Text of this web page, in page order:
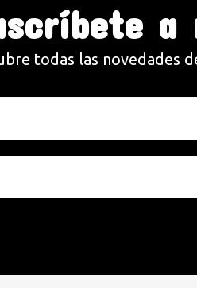
todas las novedades